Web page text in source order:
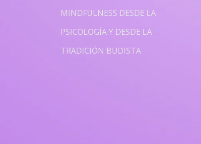
MINDFULNESS DESDE LA
PSICOLOGÍA Y DESDE LA
TRADICIÓN BUDISTA